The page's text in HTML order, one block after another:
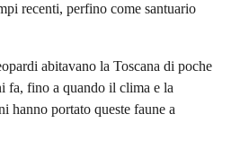
recenti, perfino come santuario
abitavano la Toscana di poche
fa, fino a quando il clima e la
hanno portato queste faune a